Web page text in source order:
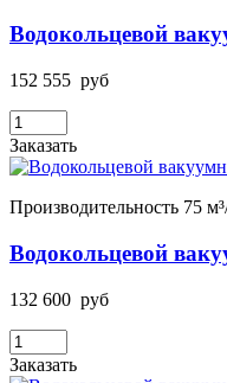
Водокольцевой
152 555 руб
Заказать
Производительность 75
Водокольцевой
132 600 руб
Заказать